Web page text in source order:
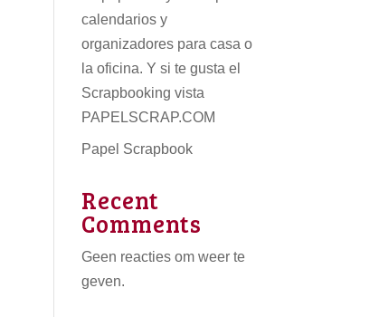
calendarios y
organizadores para casa o
la oficina. Y si te gusta el
Scrapbooking vista
PAPELSCRAP.COM
Papel Scrapbook
Recent
Comments
Geen reacties om weer te
geven.